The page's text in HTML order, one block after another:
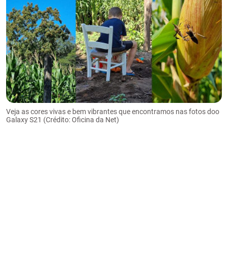
Veja as cores vivas e bem vibrantes que encontramos nas fotos doo
Galaxy S21 (Crédito: Oficina da Net)